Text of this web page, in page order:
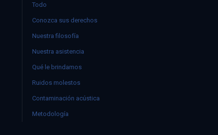
Todo
Conozca sus derechos
Nuestra filosofía
Nuestra asistencia
Qué le brindamos
Ruidos molestos
Contaminación acústica
Metodología